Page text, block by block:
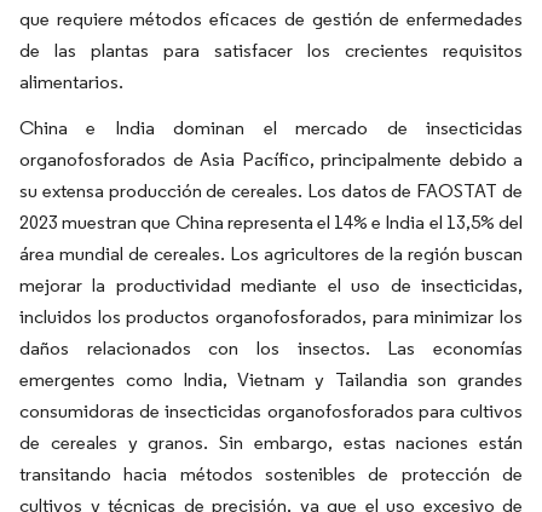
que requiere métodos eficaces de gestión de enfermedades
de las plantas para satisfacer los crecientes requisitos
alimentarios.
China e India dominan el mercado de insecticidas
organofosforados de Asia Pacífico, principalmente debido a
su extensa producción de cereales. Los datos de FAOSTAT de
2023 muestran que China representa el 14% e India el 13,5% del
área mundial de cereales. Los agricultores de la región buscan
mejorar la productividad mediante el uso de insecticidas,
incluidos los productos organofosforados, para minimizar los
daños relacionados con los insectos. Las economías
emergentes como India, Vietnam y Tailandia son grandes
consumidoras de insecticidas organofosforados para cultivos
de cereales y granos. Sin embargo, estas naciones están
transitando hacia métodos sostenibles de protección de
cultivos y técnicas de precisión, ya que el uso excesivo de